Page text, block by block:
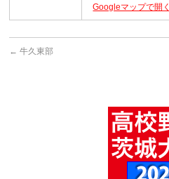
Googleマップで開く
← 牛久東部